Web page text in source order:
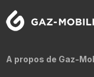
A propos de Gaz-